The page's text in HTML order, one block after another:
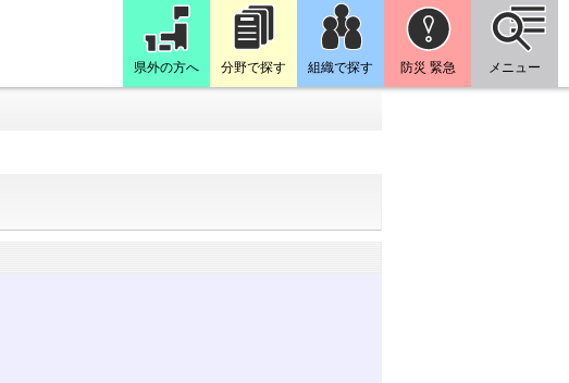
県外の方へ 分野で探す 組織で探す 防災 緊急 メニュー